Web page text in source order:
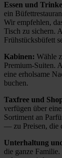
Essen und
ein
Wir empfehlen,
Tisch zu sichern.
Frühstücksbüfett
Kabinen: Wähle
Premium-Suiten.
eine erholsame
buchen.
Taxfree und
verfügen über
Sortiment an
— zu Preisen, die
Unterhaltung
die ganze